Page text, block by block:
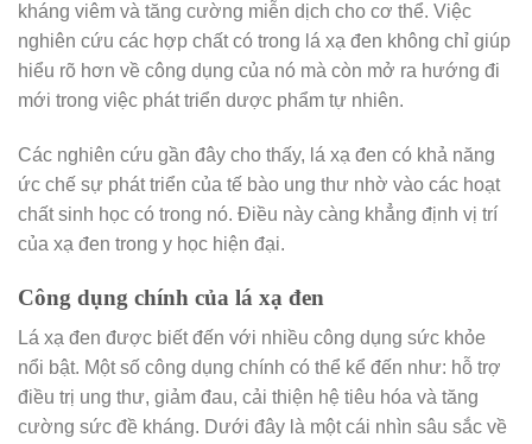
kháng viêm và tăng cường miễn dịch cho cơ thể. Việc
nghiên cứu các hợp chất có trong lá xạ đen không chỉ giúp
hiểu rõ hơn về công dụng của nó mà còn mở ra hướng đi
mới trong việc phát triển dược phẩm tự nhiên.
Các nghiên cứu gần đây cho thấy, lá xạ đen có khả năng
ức chế sự phát triển của tế bào ung thư nhờ vào các hoạt
chất sinh học có trong nó. Điều này càng khẳng định vị trí
của xạ đen trong y học hiện đại.
Công dụng chính của lá xạ đen
Lá xạ đen được biết đến với nhiều công dụng sức khỏe
nổi bật. Một số công dụng chính có thể kể đến như: hỗ trợ
điều trị ung thư, giảm đau, cải thiện hệ tiêu hóa và tăng
cường sức đề kháng. Dưới đây là một cái nhìn sâu sắc về